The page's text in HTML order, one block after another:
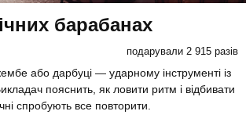
барабанах
подарували 2 915 разів
або дарбуці — ударному інструменті із
пояснить, як ловити ритм і відбивати
спробують все повторити.